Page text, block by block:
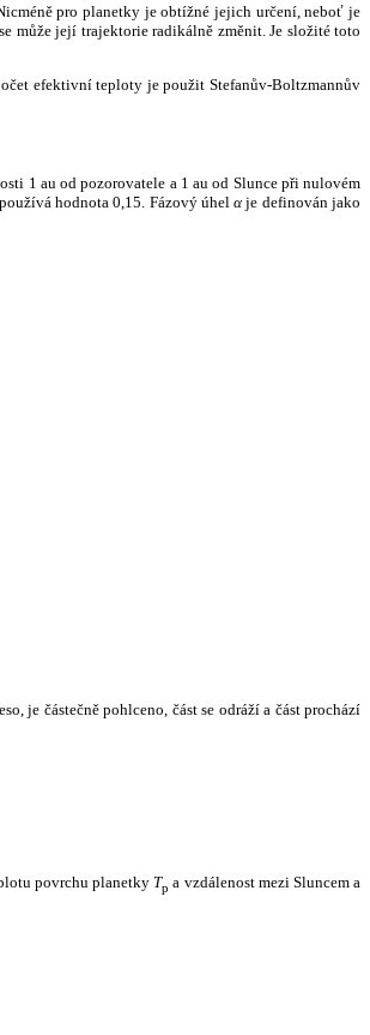
pro planetky je obtížné jejich určení, neboť je
může její trajektorie radikálně změnit. Je složité toto
efektivní teploty je použit Stefanův-Boltzmannův
1 au od pozorovatele a 1 au od Slunce při nulovém
hodnota 0,15. Fázový úhelα je definován jako
je částečně pohlceno, část se odráží a část prochází
povrchu planetky Tp a vzdálenost mezi Sluncem a